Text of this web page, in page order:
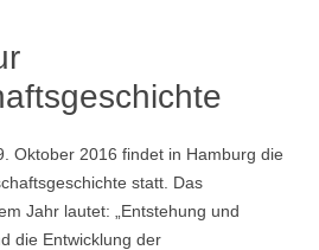
Oktober 2016 findet in Hamburg die
statt. Das
Jahr lautet: „Entstehung und
die Entwicklung der